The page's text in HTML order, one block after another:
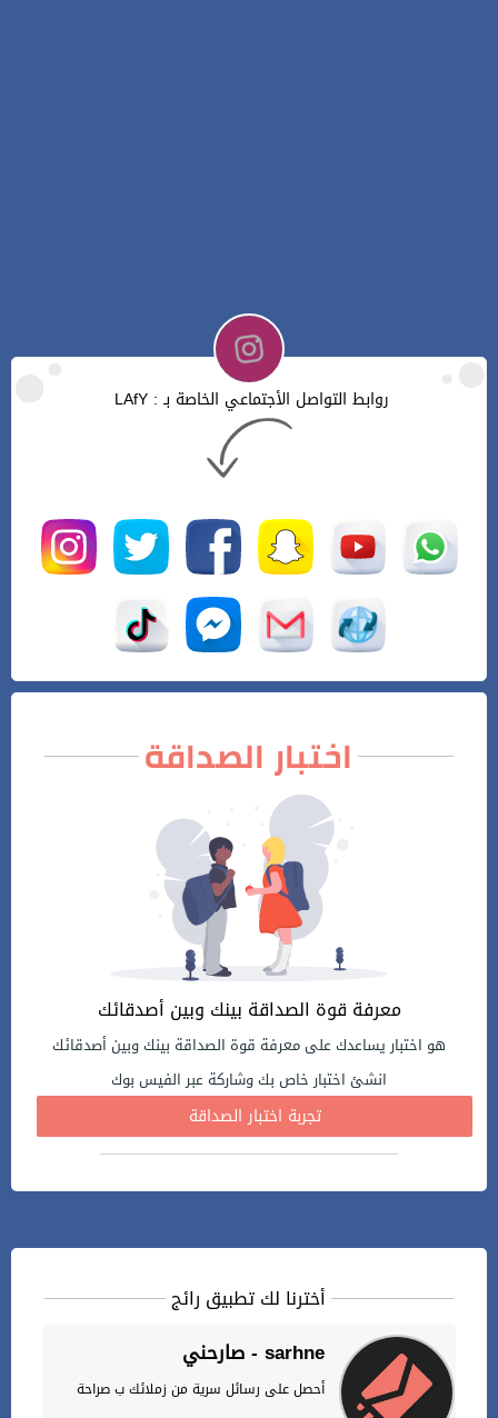
روابط التواصل الأجتماعي الخاصة بـ : LAfY
اختبار الصداقة
معرفة قوة الصداقة بينك وبين أصدقائك
هو اختبار يساعدك على معرفة قوة الصداقة بينك وبين أصدقائك
انشئ اختبار خاص بك وشاركة عبر الفيس بوك
تجربة اختبار الصداقة
أخترنا لك تطبيق رائج
صارحني - sarhne
أحصل على رسائل سرية من زملائك ب صراحة